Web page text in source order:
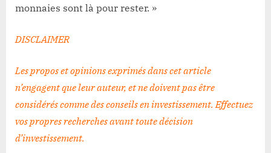
monnaies sont là pour rester. »
DISCLAIMER
Les propos et opinions exprimés dans cet article
n’engagent que leur auteur, et ne doivent pas être
considérés comme des conseils en investissement. Effectuez
vos propres recherches avant toute décision
d’investissement.